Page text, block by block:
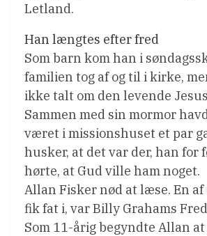
Letland.
Han længtes efter fred
Som barn kom han i
familien tog af og til i kirke,
ikke talt om den levende
Sammen med sin mormor
været i missionshuset et par
husker, at det var der, han for
hørte, at Gud ville ham noget.
Allan Fisker nød at læse. En af
fik fat i, var Billy Grahams Fred
Som 11-årig begyndte Allan